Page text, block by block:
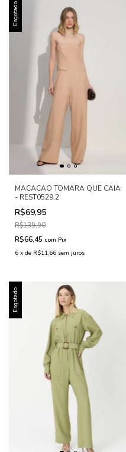
Esgotado
MACACAO TOMARA QUE CAIA
- REST0529.2
R$69,95
R$139,90
R$66,45 com Pix
6 x de R$11,66 sem juros
Esgotado